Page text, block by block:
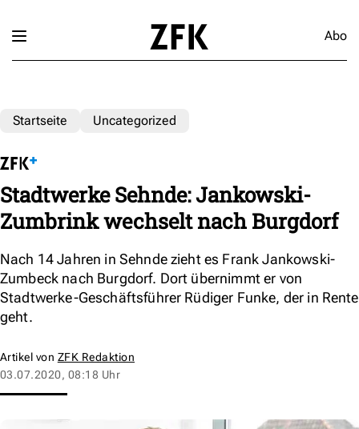
Abo
Startseite Uncategorized
Stadtwerke Sehnde: Jankowski-
Zumbrink wechselt nach Burgdorf
Nach 14 Jahren in Sehnde zieht es Frank Jankowski-
Zumbeck nach Burgdorf. Dort übernimmt er von
Stadtwerke-Geschäftsführer Rüdiger Funke, der in Rente
geht.
Artikel von ZFK Redaktion
03.07.2020, 08:18 Uhr